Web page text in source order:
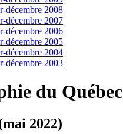
décembre 2008
décembre 2007
décembre 2006
décembre 2005
décembre 2004
décembre 2003
du Québec
2022)